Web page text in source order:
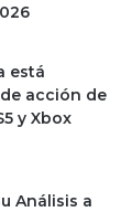
está
acción de
y Xbox
Análisis a